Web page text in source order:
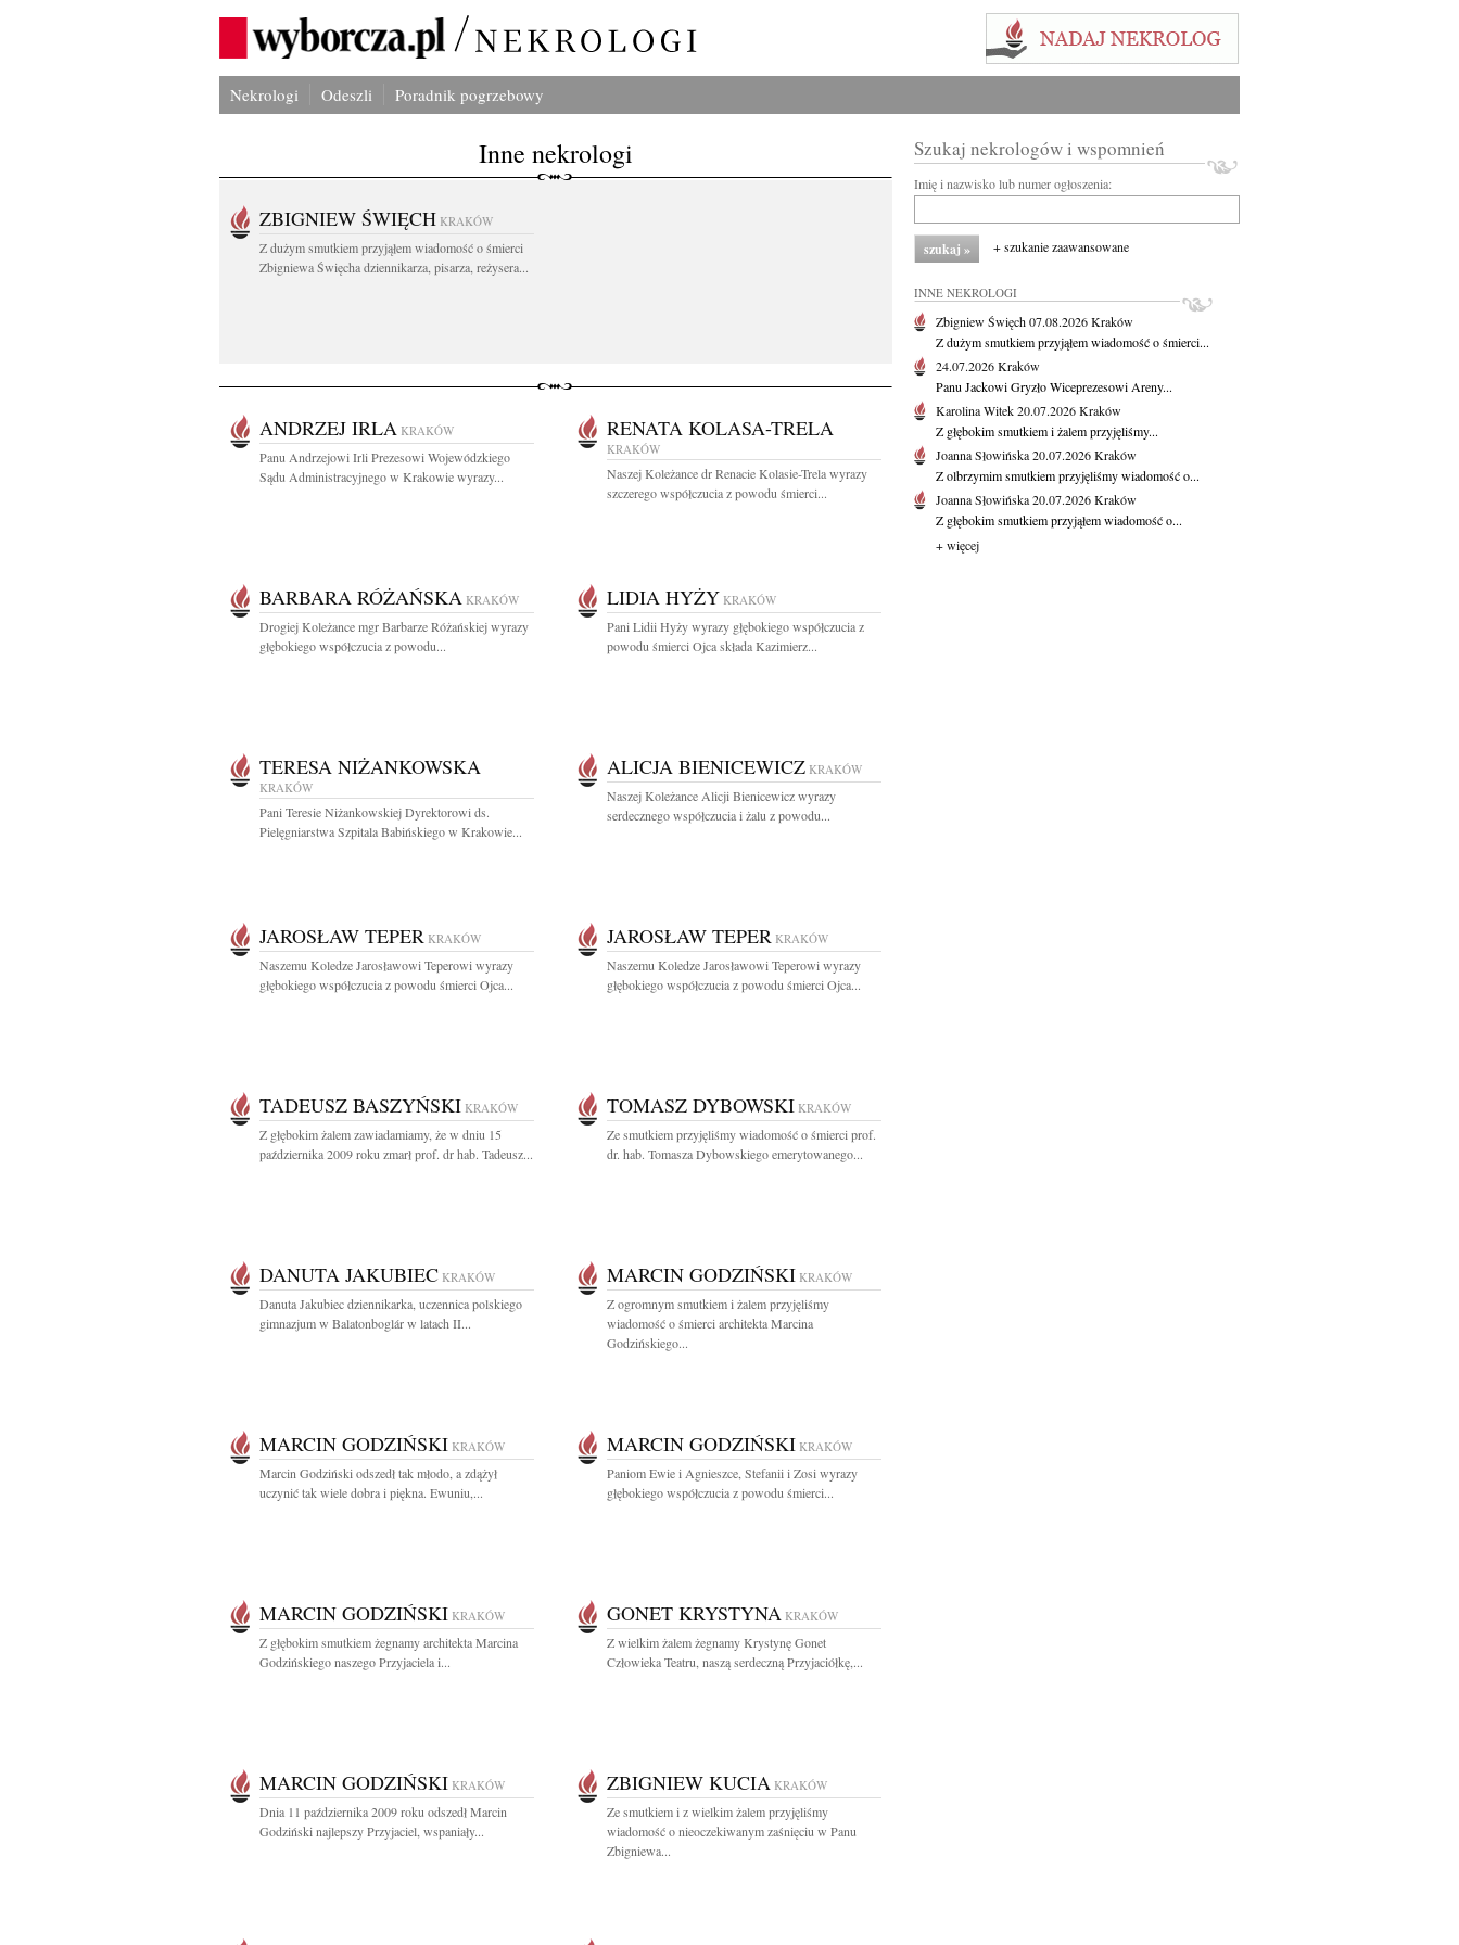
Nekrologi Odeszli Poradnik pogrzebowy
Inne nekrologi
ZBIGNIEW ŚWIĘCH KRAKÓW
Z dużym smutkiem przyjąłem wiadomość o śmierci
Zbigniewa Święcha dziennikarza, pisarza, reżysera...
ANDRZEJ IRLA KRAKÓW
Panu Andrzejowi Irli Prezesowi Wojewódzkiego
Sądu Administracyjnego w Krakowie wyrazy...
RENATA KOLASA-TRELA
KRAKÓW
Naszej Koleżance dr Renacie Kolasie-Trela wyrazy
szczerego współczucia z powodu śmierci...
BARBARA RÓŻAŃSKA KRAKÓW
Drogiej Koleżance mgr Barbarze Różańskiej wyrazy
głębokiego współczucia z powodu...
LIDIA HYŻY KRAKÓW
Pani Lidii Hyży wyrazy głębokiego współczucia z
powodu śmierci Ojca składa Kazimierz...
TERESA NIŻANKOWSKA
KRAKÓW
Pani Teresie Niżankowskiej Dyrektorowi ds.
Pielęgniarstwa Szpitala Babińskiego w Krakowie...
ALICJA BIENICEWICZ KRAKÓW
Naszej Koleżance Alicji Bienicewicz wyrazy
serdecznego współczucia i żalu z powodu...
JAROSŁAW TEPER KRAKÓW
Naszemu Koledze Jarosławowi Teperowi wyrazy
głębokiego współczucia z powodu śmierci Ojca...
JAROSŁAW TEPER KRAKÓW
Naszemu Koledze Jarosławowi Teperowi wyrazy
głębokiego współczucia z powodu śmierci Ojca...
TADEUSZ BASZYŃSKI KRAKÓW
Z głębokim żalem zawiadamiamy, że w dniu 15
października 2009 roku zmarł prof. dr hab. Tadeusz...
TOMASZ DYBOWSKI KRAKÓW
Ze smutkiem przyjęliśmy wiadomość o śmierci prof.
dr. hab. Tomasza Dybowskiego emerytowanego...
DANUTA JAKUBIEC KRAKÓW
Danuta Jakubiec dziennikarka, uczennica polskiego
gimnazjum w Balatonboglár w latach II...
MARCIN GODZIŃSKI KRAKÓW
Z ogromnym smutkiem i żalem przyjęliśmy
wiadomość o śmierci architekta Marcina
Godzińskiego...
MARCIN GODZIŃSKI KRAKÓW
Marcin Godziński odszedł tak młodo, a zdążył
uczynić tak wiele dobra i piękna. Ewuniu,...
MARCIN GODZIŃSKI KRAKÓW
Paniom Ewie i Agnieszce, Stefanii i Zosi wyrazy
głębokiego współczucia z powodu śmierci...
MARCIN GODZIŃSKI KRAKÓW
Z głębokim smutkiem żegnamy architekta Marcina
Godzińskiego naszego Przyjaciela i...
GONET KRYSTYNA KRAKÓW
Z wielkim żalem żegnamy Krystynę Gonet
Człowieka Teatru, naszą serdeczną Przyjaciółkę,...
MARCIN GODZIŃSKI KRAKÓW
Dnia 11 października 2009 roku odszedł Marcin
Godziński najlepszy Przyjaciel, wspaniały...
ZBIGNIEW KUCIA KRAKÓW
Ze smutkiem i z wielkim żalem przyjęliśmy
wiadomość o nieoczekiwanym zaśnięciu w Panu
Zbigniewa...
Szukaj nekrologów i wspomnień
Imię i nazwisko lub numer ogłoszenia:
+ szukanie zaawansowane
INNE NEKROLOGI
Zbigniew Święch07.08.2026Kraków
Z dużym smutkiem przyjąłem wiadomość o śmierci...
24.07.2026Kraków
Panu Jackowi Gryzło Wiceprezesowi Areny...
Karolina Witek20.07.2026Kraków
Z głębokim smutkiem i żalem przyjęliśmy...
Joanna Słowińska20.07.2026Kraków
Z olbrzymim smutkiem przyjęliśmy wiadomość o...
Joanna Słowińska20.07.2026Kraków
Z głębokim smutkiem przyjąłem wiadomość o...
+ więcej